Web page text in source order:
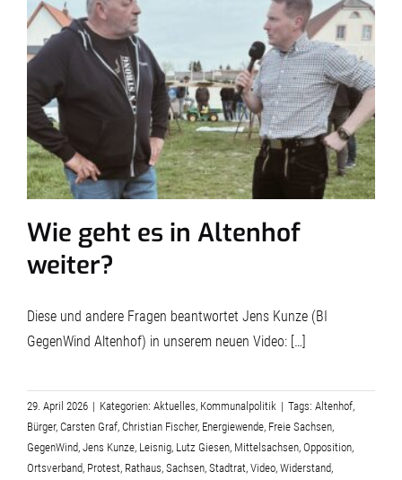
Wie geht es in Altenhof
weiter?
Diese und andere Fragen beantwortet Jens Kunze (BI
GegenWind Altenhof) in unserem neuen Video: […]
29. April 2026 | Kategorien: Aktuelles, Kommunalpolitik | Tags: Altenhof,
Bürger, Carsten Graf, Christian Fischer, Energiewende, Freie Sachsen,
GegenWind, Jens Kunze, Leisnig, Lutz Giesen, Mittelsachsen, Opposition,
Ortsverband, Protest, Rathaus, Sachsen, Stadtrat, Video, Widerstand,